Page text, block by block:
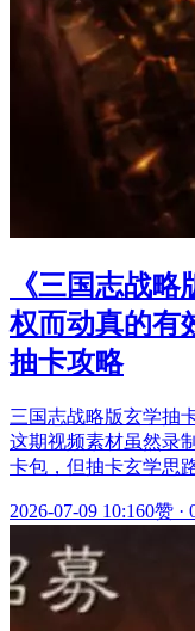
《三国志战
权而动真的有
抽卡攻略
三国志战略版玄学抽
这期视频素材虽然录
卡包，但抽卡玄学思
2026-07-09 10:160赞 ·